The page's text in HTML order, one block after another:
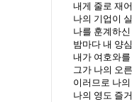
내게 줄로 재
나의 기업이
나를 훈계하
밤마다 내 양
내가 여호와
그가 나의 오
이러므로 나
나의 영도 즐